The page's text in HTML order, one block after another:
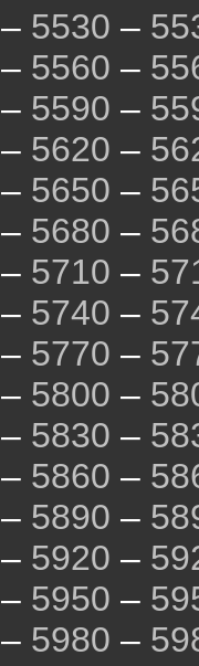
– 5530 –
– 5560 –
– 5590 –
– 5620 –
– 5650 –
– 5680 –
– 5710 –
– 5740 –
– 5770 –
– 5800 –
– 5830 –
– 5860 –
– 5890 –
– 5920 –
– 5950 –
– 5980 –